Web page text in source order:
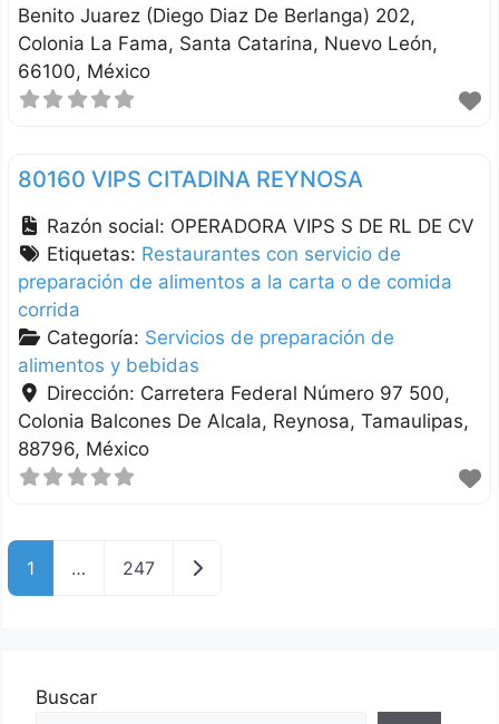
Benito Juarez (Diego Diaz De Berlanga) 202,
Colonia La Fama Santa Catarina Nuevo León
66100 México
80160 VIPS CITADINA REYNOSA
Razón social: OPERADORA VIPS S DE RL DE CV
Etiquetas: Restaurantes con servicio de
preparación de alimentos a la carta o de comida
corrida
Categoría: Servicios de preparación de
alimentos y bebidas
Dirección: Carretera Federal Número 97 500,
Colonia Balcones De Alcala Reynosa Tamaulipas
88796 México
1 … 247 Entradas anteriores
Buscar